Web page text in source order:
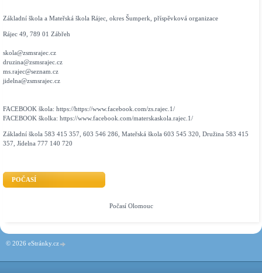
Základní škola a Mateřská škola Rájec, okres Šumperk, příspěvková organizace
Rájec 49, 789 01 Zábřeh
skola@zsmsrajec.cz
druzina@zsmsrajec.cz
ms.rajec@seznam.cz
jidelna@zsmsrajec.cz
FACEBOOK škola: https://https://www.facebook.com/zs.rajec.1/
FACEBOOK školka: https://www.facebook.com/materskaskola.rajec.1/
Základní škola 583 415 357, 603 546 286, Mateřská škola 603 545 320, Družina 583 415
357, Jídelna 777 140 720
POČASÍ
Počasí Olomouc
© 2026 eStránky.cz